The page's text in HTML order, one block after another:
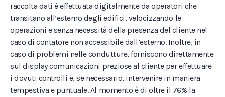
raccolta dati è effettuata digitalmente da operatori che
transitano all’esterno degli edifici, velocizzando le
operazioni e senza necessità della presenza del cliente nel
caso di contatore non accessibile dall’esterno. Inoltre, in
caso di problemi nelle condutture, forniscono direttamente
sul display comunicazioni preziose al cliente per effettuare
i dovuti controlli e, se necessario, intervenire in maniera
tempestiva e puntuale. Al momento è di oltre il 76% la